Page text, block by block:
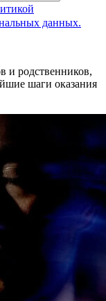
данных.
и родственников,
шаги оказания